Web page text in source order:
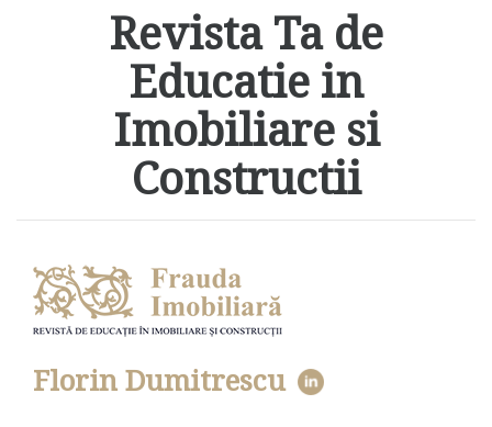
Revista Ta de
Educatie in
Imobiliare si
Constructii
Florin Dumitrescu